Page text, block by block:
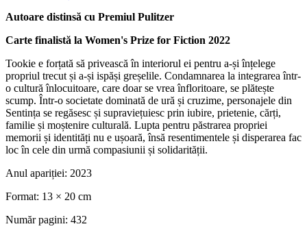
Autoare distinsă cu Premiul Pulitzer
Carte finalistă la Women's Prize for Fiction 2022
Tookie e forțată să privească în interiorul ei pentru a-și înțelege
propriul trecut și a-și ispăși greșelile. Condamnarea la integrarea într-
o cultură înlocuitoare, care doar se vrea înfloritoare, se plătește
scump. Într-o societate dominată de ură și cruzime, personajele din
Sentința se regăsesc și supraviețuiesc prin iubire, prietenie, cărți,
familie și moștenire culturală. Lupta pentru păstrarea propriei
memorii și identități nu e ușoară, însă resentimentele și disperarea fac
loc în cele din urmă compasiunii și solidarității.
Anul apariției: 2023
Format: 13 × 20 cm
Număr pagini: 432